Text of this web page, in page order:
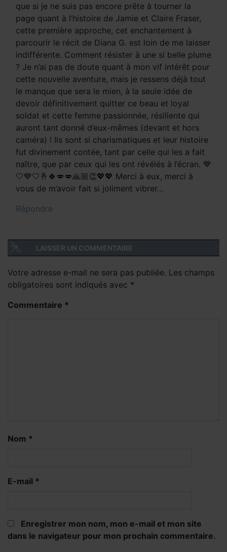
que si je ne suis pas encore prête à tourner la
page quant à l’histoire de Jamie et Claire Fraser,
cette première approche, cet enchantement à
parcourir le récit de Diana G. est loin de me laisser
indifférente. Comment résister à une si belle plume
? Je n’ai pas de doute quant à mon vif intérêt pour
cette nouvelle aventure, mais je ressens déjà tout
le manque que sera le mien, à la seule idée de
devoir définitivement quitter ce beau et loyal
soldat et cette femme passionnée, résiliente qui
auront tant donné d’eux-mêmes (devant et hors
caméra) ! Ils sont si charismatiques et leur histoire
fut divinement contée, tant par celle qui les a fait
naître, que par ceux qui les ont révélés à l’écran. 💙
🤍💙🤍🤞🍀💋💋🙏🏼👏💖💖 Merci à eux, merci à
vous de m’avoir fait si joliment vibrer…
Répondre
LAISSER UN COMMENTAIRE
Votre adresse e-mail ne sera pas publiée. Les champs
obligatoires sont indiqués avec *
Commentaire *
Nom *
E-mail *
Enregistrer mon nom, mon e-mail et mon site
dans le navigateur pour mon prochain commentaire.